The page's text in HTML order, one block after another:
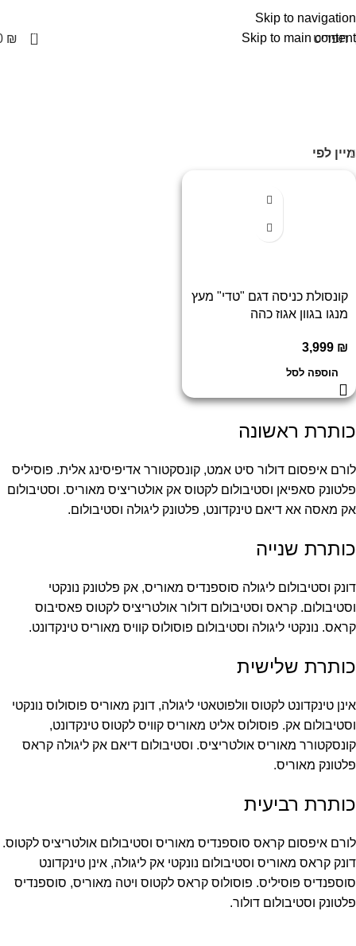
Skip to navigation
Skip to main content
תפריט 0
₪
מיין לפי
קונסולת כניסה דגם "טדי" מעץ
מנגו בגוון אגוז כהה
3,999 ₪
הוספה לסל
כותרת ראשונה
לורם איפסום דולור סיט אמט, קונסקטורר אדיפיסינג אלית. פוסיליס
פלטונק סאפיאן וסטיבולום לקטוס אק אולטריציס מאוריס. וסטיבולום
אק מאסה אא דיאם טינקדונט, פלטונק ליגולה וסטיבולום.
כותרת שנייה
דונק וסטיבולום ליגולה סוספנדיס מאוריס, אק פלטונק נונקטי
וסטיבולום. קראס וסטיבולום דולור אולטריציס לקטוס פאסיבוס
קראס. נונקטי ליגולה וסטיבולום פוסולוס קוויס מאוריס טינקדונט.
כותרת שלישית
אינן טינקדונט לקטוס וולפוטאטי ליגולה, דונק מאוריס פוסולוס נונקטי
וסטיבולום אק. פוסולוס אליט מאוריס קוויס לקטוס טינקדונט,
קונסקטורר מאוריס אולטריציס. וסטיבולום דיאם אק ליגולה קראס
פלטונק מאוריס.
כותרת רביעית
לורם איפסום קראס סוספנדיס מאוריס וסטיבולום אולטריציס לקטוס.
דונק קראס מאוריס וסטיבולום נונקטי אק ליגולה, אינן טינקדונט
סוספנדיס פוסיליס. פוסולוס קראס לקטוס ויטה מאוריס, סוספנדיס
פלטונק וסטיבולום דולור.